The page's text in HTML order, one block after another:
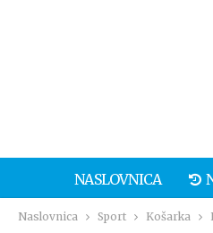
NASLOVNICA
Naslovnica Sport Košarka